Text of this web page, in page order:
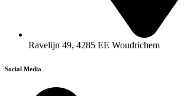
Ravelijn 49, 4285 EE Woudrichem
Social Media